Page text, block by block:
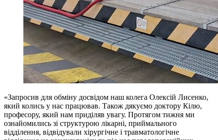
«Запросив для обміну досвідом наш колега Олексій Лисенко,
який колись у нас працював. Також дякуємо доктору Кілю,
професору, який нам приділяв увагу. Протягом тижня ми
ознайомились зі структурою лікарні, приймального
відділення, відвідували хірургічне і травматологічне